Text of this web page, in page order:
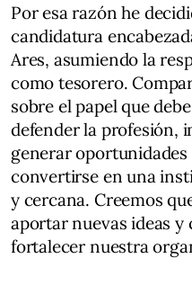
Por esa razón he
candidatura
Ares, asumiendo la
como tesorero.
sobre el papel que
defender la profesión,
generar
convertirse en una
y cercana. Creemos
aportar nuevas ideas
fortalecer nuestra